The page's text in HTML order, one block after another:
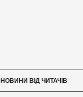
НОВИНИ ВІД ЧИТАЧІВ